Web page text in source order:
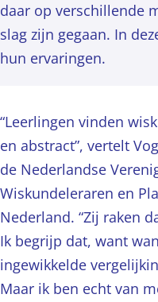
daar op verschillende
slag zijn gegaan. In
hun ervaringen.
“Leerlingen vinden
en abstract”, vertelt
de Nederlandse
Wiskundeleraren en
Nederland. “Zij raken
Ik begrijp dat, want
ingewikkelde
Maar ik ben echt van